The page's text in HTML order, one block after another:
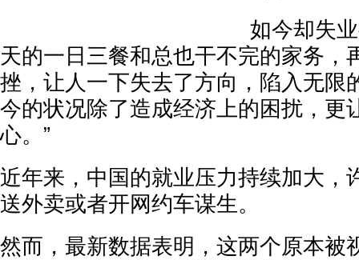
如今却失
天的一日三餐和总也干不完的家务，
挫，让人一下失去了方向，陷入无限
今的状况除了造成经济上的困扰，更
心。”
近年来，中国的就业压力持续加大，
送外卖或者开网约车谋生。
然而，最新数据表明，这两个原本被